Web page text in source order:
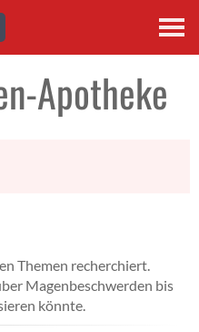
Apotheke
Themen recherchiert.
Magenbeschwerden bis
könnte.